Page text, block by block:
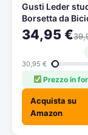
Gusti Leder
Borsetta da
Judith A per
Manubrio
Impermeabile
Vintage Vera
Bufalo 2G14-
34,95 €
30,95 €
Prezzo in
Acquista su
Amazon